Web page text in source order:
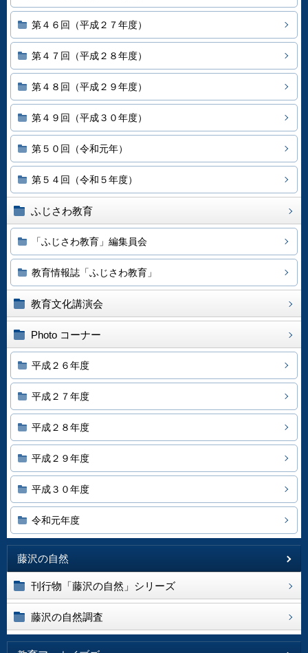
第４６回（平成２７年度）
第４７回（平成２８年度）
第４８回（平成２９年度）
第４９回（平成３０年度）
第５０回（令和元年）
第５４回（令和５年度）
ふじさわ教育
「ふじさわ教育」編集員会
教育情報誌「ふじさわ教育」
教育文化講演会
Photo コーナー
平成２６年度
平成２７年度
平成２８年度
平成２９年度
平成３０年度
令和元年度
藤沢の自然
刊行物「藤沢の自然」シリーズ
藤沢の自然調査